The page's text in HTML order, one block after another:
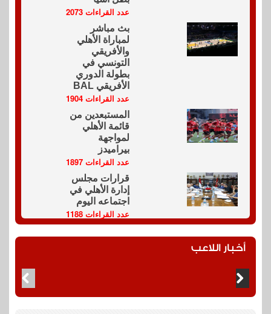
عدد القراءات 2073
بث مباشر
لمباراة الأهلي
والأفريقي
التونسي في
بطولة الدوري
الأفريقي BAL
عدد القراءات 1904
المستبعدين من
قائمة الأهلي
لمواجهة
بيراميدز
عدد القراءات 1897
قرارات مجلس
إدارة الأهلي في
اجتماعه اليوم
عدد القراءات 1188
أخبار اللاعب